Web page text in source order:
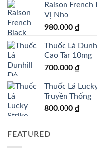
Raison
Vị Nho
980.000 ₫
Thuốc Lá
Cao Tar 10mg
700.000 ₫
Thuốc Lá
Truyền Thống
800.000 ₫
FEATURED